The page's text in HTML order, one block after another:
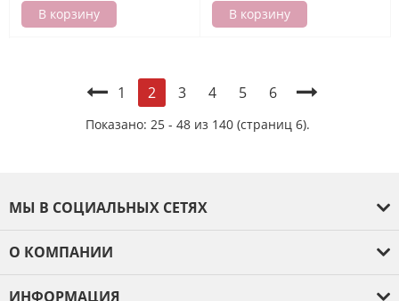
В корзину В корзину
1 2 3 4 5 6
Показано: 25 - 48 из 140 (страниц 6).
МЫ В СОЦИАЛЬНЫХ СЕТЯХ
О КОМПАНИИ
ИНФОРМАЦИЯ